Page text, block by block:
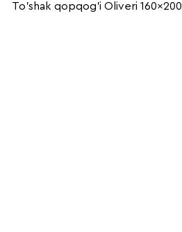
To'shak qopqog'i Oliveri 160x200